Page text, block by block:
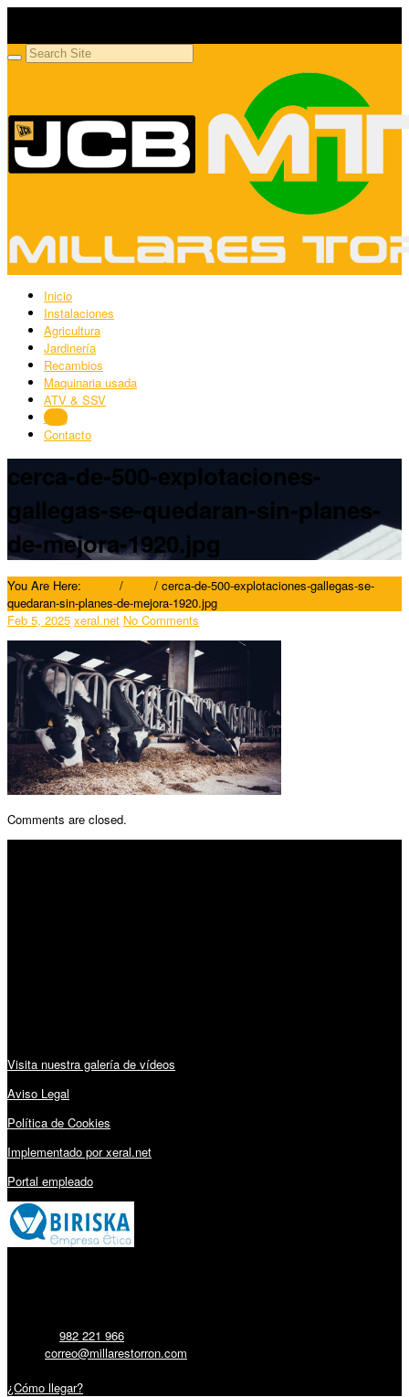
Inicio
Instalaciones
Agricultura
Jardinería
Recambios
Maquinaria usada
ATV & SSV
Blog
Contacto
cerca-de-500-explotaciones-
gallegas-se-quedaran-sin-planes-
de-mejora-1920.jpg
You Are Here: / / cerca-de-500-explotaciones-gallegas-se-
quedaran-sin-planes-de-mejora-1920.jpg
Feb 5, 2025 xeral.net No Comments
Comments are closed.
Visita nuestra galería de vídeos
Aviso Legal
Política de Cookies
Implementado por xeral.net
Portal empleado
982 221 966
correo@millarestorron.com
¿Cómo llegar?